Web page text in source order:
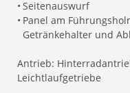
• Seitenauswurf
• Panel am
Getränkehalter und
Antrieb:
Leichtlaufgetriebe